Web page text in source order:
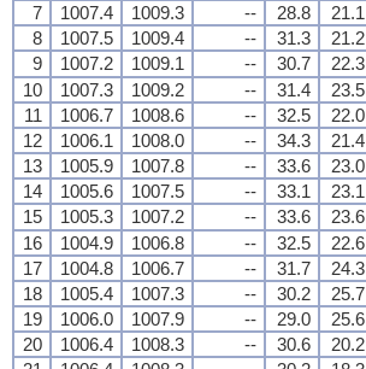
7
1007.4 1009.3 -- 28.8 21.1
8
1007.5 1009.4 -- 31.3 21.2
9
1007.2 1009.1 -- 30.7 22.3
10
1007.3 1009.2 -- 31.4 23.5
11
1006.7 1008.6 -- 32.5 22.0
12
1006.1 1008.0 -- 34.3 21.4
13
1005.9 1007.8 -- 33.6 23.0
14
1005.6 1007.5 -- 33.1 23.1
15
1005.3 1007.2 -- 33.6 23.6
16
1004.9 1006.8 -- 32.5 22.6
17
1004.8 1006.7 -- 31.7 24.3
18
1005.4 1007.3 -- 30.2 25.7
19
1006.0 1007.9 -- 29.0 25.6
20
1006.4 1008.3 -- 30.6 20.2